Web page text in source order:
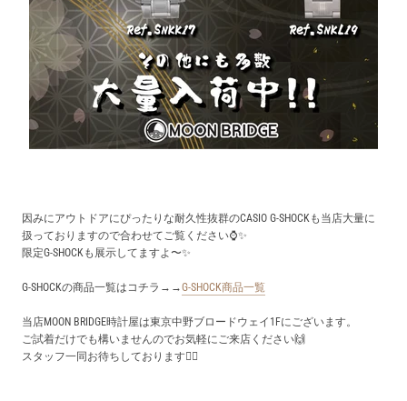
因みにアウトドアにぴったりな耐久性抜群のCASIO G-SHOCKも当店大量に
扱っておりますので合わせてご覧ください⌚✨
限定G-SHOCKも展示してますよ〜✨
G-SHOCKの商品一覧はコチラ→→G-SHOCK商品一覧
当店MOON BRIDGE時計屋は東京中野ブロードウェイ1Fにございます。
ご試着だけでも構いませんのでお気軽にご来店ください🙌
スタッフ一同お待ちしております🙇‍♂